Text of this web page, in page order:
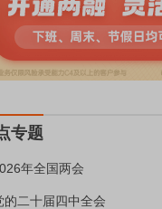
专题
年全国两会
的二十届四中全会